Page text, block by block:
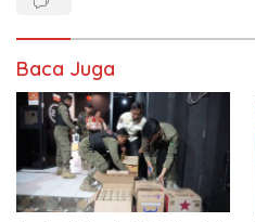
Baca Juga